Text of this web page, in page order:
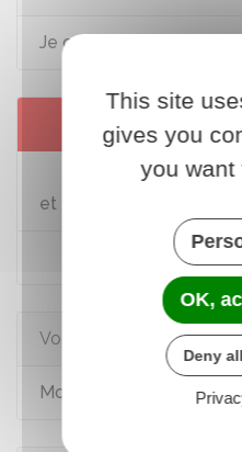
Je crée une association
Services en ligne et
Consulter les
et fondations
Interroger la
Voir aussi
Modification des statuts
This site
gives you
you want
OK,
Deny